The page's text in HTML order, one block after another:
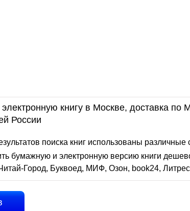
книгу в Москве, доставка по
России
поиска книг использованы различные
бумажную и электронную версию книги
Город, Буквоед, МИФ, Озон, book24,